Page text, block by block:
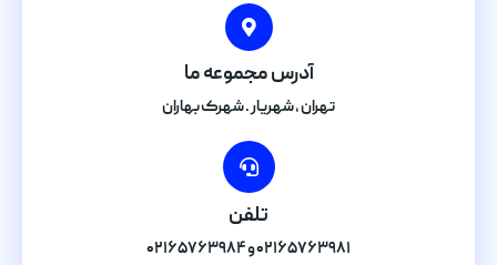
آدرس مجموعه ما
تهران , شهریار . شهرک بهاران
تلفن
۰۲۱۶۵۷۶۳۹۸۱ و ۰۲۱۶۵۷۶۳۹۸۴